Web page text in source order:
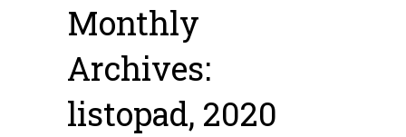
Monthly
Archives:
listopad, 2020